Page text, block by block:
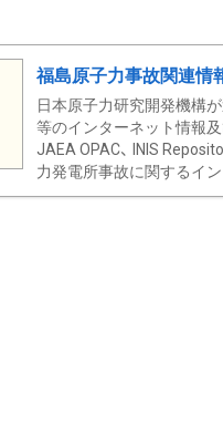
福島原子力事故関連情
日本原子力研究開発機構
等のインターネット情報及
JAEA OPAC、 INIS
力発電所事故に関するイン